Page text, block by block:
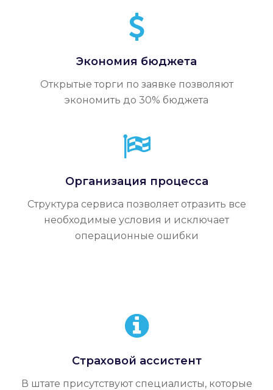
Экономия бюджета
Открытые торги по заявке позволяют
экономить до 30% бюджета
Организация процесса
Структура сервиса позволяет отразить все
необходимые условия и исключает
операционные ошибки
Страховой ассистент
В штате присутствуют специалисты, которые